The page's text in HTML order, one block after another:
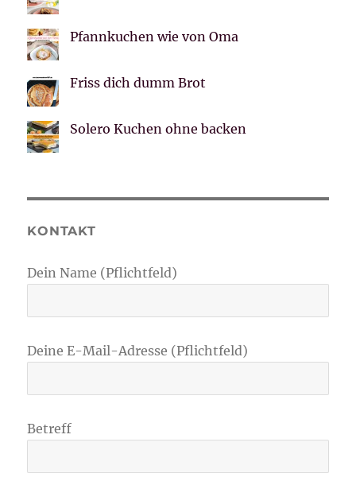
Pfannkuchen wie von Oma
Friss dich dumm Brot
Solero Kuchen ohne backen
KONTAKT
Dein Name (Pflichtfeld)
Deine E-Mail-Adresse (Pflichtfeld)
Betreff